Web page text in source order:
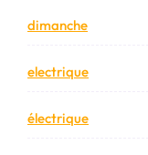
dimanche
electrique
électrique